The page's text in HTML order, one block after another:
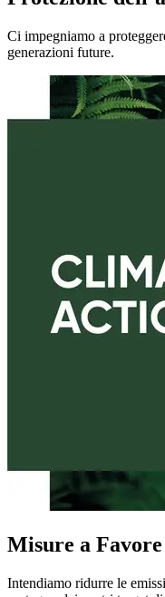
Ci impegniamo a
generazioni future.
Misure a
Intendiamo ridurre le